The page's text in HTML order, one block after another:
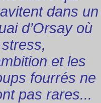
dans un
d’Orsay où
et les
fourrés ne
pas rares...